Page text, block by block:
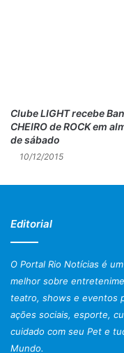
são de grande valia e
pois este tem o papel
para exercer suas
Renata de Sá
Quintino, RJ.
CONTATO: Renata de
Praça da Taquara 14
Post Views: 1.088
Clube LIGHT recebe
CHEIRO de ROCK em
de sábado
10/12/2015
Editorial
O Portal Rio Notícias é
melhor sobre
teatro, shows e eventos
ações sociais, esporte,
cuidado com seu Pet e
Mundo.